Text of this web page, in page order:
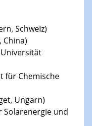
W3-Professur
Schweiz)
China)
für Chemische
Ungarn)
Solarenergie und